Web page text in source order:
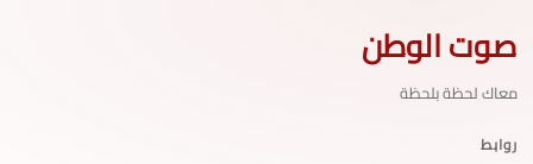
صوت الوطن
معاك لحظة بلحظة
روابط